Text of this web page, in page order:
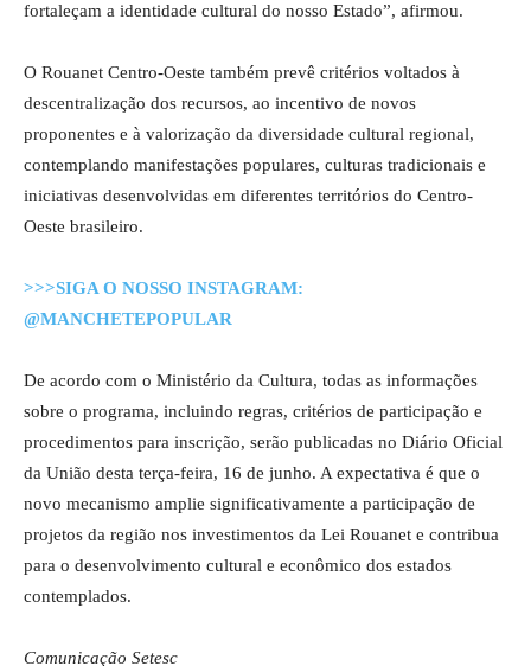
fortaleçam a identidade cultural do nosso Estado”, afirmou.
O Rouanet Centro-Oeste também prevê critérios voltados à
descentralização dos recursos, ao incentivo de novos
proponentes e à valorização da diversidade cultural regional,
contemplando manifestações populares, culturas tradicionais e
iniciativas desenvolvidas em diferentes territórios do Centro-
Oeste brasileiro.
>>>SIGA O NOSSO INSTAGRAM:
@MANCHETEPOPULAR
De acordo com o Ministério da Cultura, todas as informações
sobre o programa, incluindo regras, critérios de participação e
procedimentos para inscrição, serão publicadas no Diário Oficial
da União desta terça-feira, 16 de junho. A expectativa é que o
novo mecanismo amplie significativamente a participação de
projetos da região nos investimentos da Lei Rouanet e contribua
para o desenvolvimento cultural e econômico dos estados
contemplados.
Comunicação Setesc